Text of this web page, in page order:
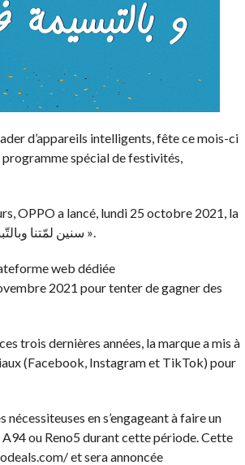
d’appareils intelligents, fête ce mois-ci
programme spécial de festivités,
OPPO a lancé, lundi 25 octobre 2021, la
célébration de son 3ème anniversaire, sous le slogan «سنين لمّتنا وبالتّبسيمة فرحتنا 3 ».
web dédiée
2021 pour tenter de gagner des
trois dernières années, la marque a mis à
(Facebook, Instagram et TikTok) pour
en s’engageant à faire un
ou Reno5 durant cette période. Cette
et sera annoncée